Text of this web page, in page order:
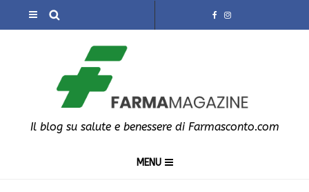
Il blog su salute e benessere di Farmasconto.com
MENU